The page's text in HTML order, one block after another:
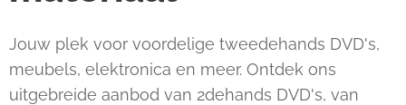
Jouw plek voor voordelige tweedehands DVD's,
meubels, elektronica en meer. Ontdek ons
uitgebreide aanbod van 2dehands DVD's, van